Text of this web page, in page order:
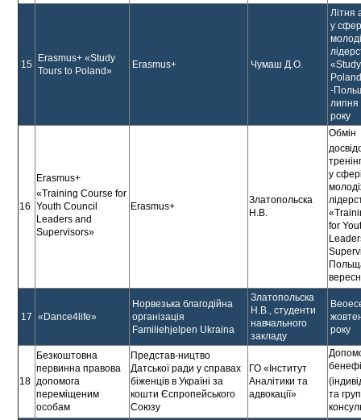
15
Erasmus+ «Study
Tours to Poland»
Erasmus+ Чумаш Д.О.
Літня
у
-
липня
року
16
Erasmus+
«Training Course for
Youth Council
Leaders and
Supervisors»
Erasmus+
Златопольска
Н.В.
Обмін
у
for
17 «Dance4life»
Норвезька благодійна
організація
Familiehjelpen Ukraina
Златопольска
Н.В., студенти
навчального
закладу
року
18
Безкоштовна
первинна правова
допомога
переміщеним
особам
Представ-ництво
Датської ради у справах
біженців в Україні за
кошти Єспропейського
Союзу
ГО «Інститут
Аналітики та
адвокації»
та